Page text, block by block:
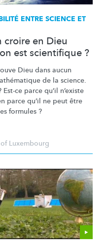
ENTRE SCIENCE ET
croire en Dieu
est scientifique ?
Dieu dans aucun
de la science.
ce parce qu’il n’existe
parce qu’il ne peut être
formules ?
Luxembourg